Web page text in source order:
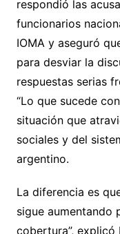
respondió las
funcionarios
IOMA y aseguró
para desviar la
respuestas serias
“Lo que sucede
situación que
sociales y del
argentino.
La diferencia es
sigue aumentando
cobertura”, explicó